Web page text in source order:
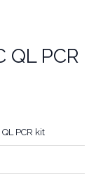
QL PCR
PCR kit